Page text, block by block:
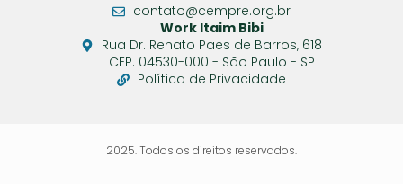
contato@cempre.org.br
Work Itaim Bibi
Rua Dr. Renato Paes de Barros, 618
CEP. 04530-000 - São Paulo - SP
Política de Privacidade
2025. Todos os direitos reservados.